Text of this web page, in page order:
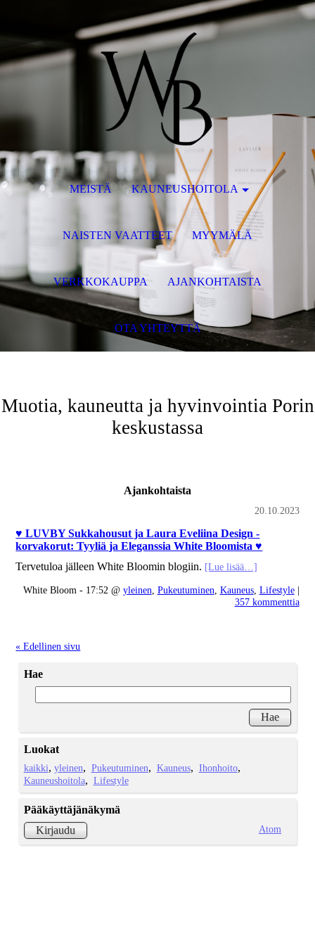
Muotia, kauneutta ja hyvinvointia Porin
keskustassa
Ajankohtaista
20.10.2023
♥︎ LUVBY Sukkahousut ja Laura Eveliina Design -
korvakorut: Tyyliä ja Eleganssia White Bloomista ♥︎
Tervetuloa jälleen White Bloomin blogiin. [Lue lisää…]
White Bloom - 17:52 @ yleinen Pukeutuminen Kauneus, Lifestyle|
357 kommenttia
« Edellinen sivu
Hae
Luokat
kaikki yleinen Pukeutuminen Kauneus
Ihonhoito
Kauneushoitola
Lifestyle
Pääkäyttäjänäkymä
Kirjaudu
Atom
MEISTÄ KAUNEUSHOITOLA
NAISTEN VAATTEET MYYMÄLÄ
VERKKOKAUPPA AJANKOHTAISTA
OTA YHTEYTTÄ